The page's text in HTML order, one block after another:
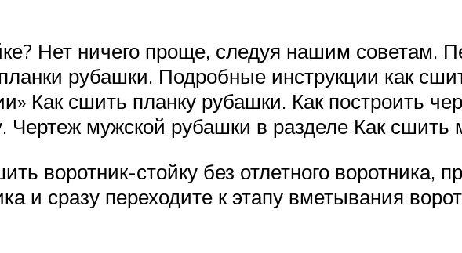
Нет ничего проще, следуя нашим советам.
рубашки. Подробные инструкции как
Как сшить планку рубашки. Как построить
Чертеж мужской рубашки в разделе Как сшить
воротник-стойку без отлетного воротника,
и сразу переходите к этапу вметывания